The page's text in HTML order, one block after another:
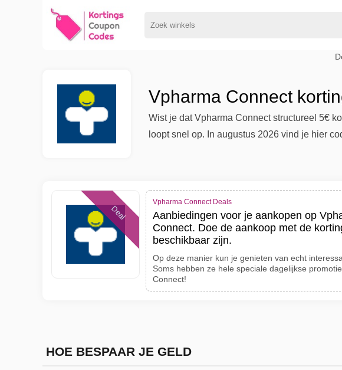
Vpharma Connect
Wist je dat Vpharma Connect structureel 5€
loopt snel op. In augustus 2026 vind je hier
Deal
Vpharma Connect Deals
Aanbiedingen voor je aankopen op
Connect. Doe de aankoop met de
beschikbaar zijn.
Op deze manier kun je genieten van echt
Soms hebben ze hele speciale dagelijkse
Connect!
HOE BESPAAR JE GELD